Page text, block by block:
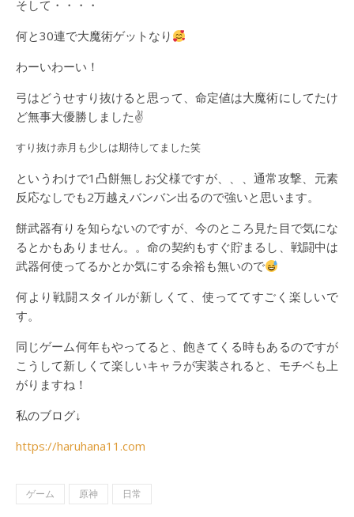
そして・・・・
何と30連で大魔術ゲットなり
わーいわーい！
弓はどうせすり抜けると思って、命定値は大魔術にしてたけ
ど無事大優勝しました✌️
すり抜け赤月も少しは期待してました笑
というわけで1凸餅無しお父様ですが、、、通常攻撃、元素
反応なしでも2万越えバンバン出るので強いと思います。
餅武器有りを知らないのですが、今のところ見た目で気にな
るとかもありません。。命の契約もすぐ貯まるし、戦闘中は
武器何使ってるかとか気にする余裕も無いので
何より戦闘スタイルが新しくて、使っててすごく楽しいで
す。
同じゲーム何年もやってると、飽きてくる時もあるのですが
こうして新しくて楽しいキャラが実装されると、モチベも上
がりますね！
私のブログ↓
https://haruhana11.com
ゲーム 原神 日常